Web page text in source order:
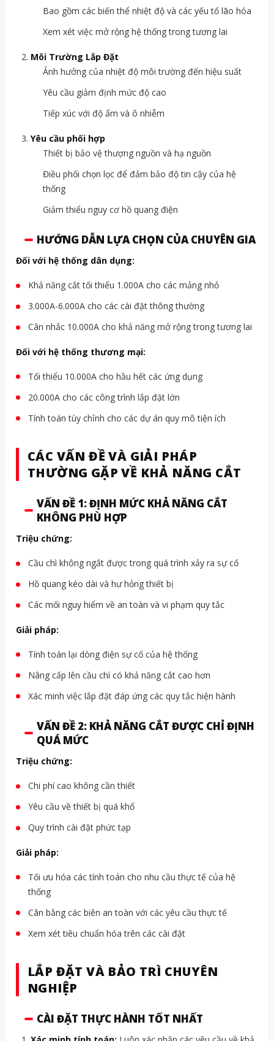
Bao gồm các biến thể nhiệt độ và các yếu tố lão hóa
Xem xét việc mở rộng hệ thống trong tương lai
Môi Trường Lắp Đặt
Ảnh hưởng của nhiệt độ môi trường đến hiệu suất
Yêu cầu giảm định mức độ cao
Tiếp xúc với độ ẩm và ô nhiễm
Yêu cầu phối hợp
Thiết bị bảo vệ thượng nguồn và hạ nguồn
Điều phối chọn lọc để đảm bảo độ tin cậy của hệ
thống
Giảm thiểu nguy cơ hồ quang điện
HƯỚNG DẪN LỰA CHỌN CỦA CHUYÊN GIA
Đối với hệ thống dân dụng:
Khả năng cắt tối thiểu 1.000A cho các mảng nhỏ
3.000A-6.000A cho các cài đặt thông thường
Cân nhắc 10.000A cho khả năng mở rộng trong tương lai
Đối với hệ thống thương mại:
Tối thiểu 10.000A cho hầu hết các ứng dụng
20.000A cho các công trình lắp đặt lớn
Tính toán tùy chỉnh cho các dự án quy mô tiện ích
CÁC VẤN ĐỀ VÀ GIẢI PHÁP
THƯỜNG GẶP VỀ KHẢ NĂNG CẮT
VẤN ĐỀ 1: ĐỊNH MỨC KHẢ NĂNG CẮT
KHÔNG PHÙ HỢP
Triệu chứng:
Cầu chì không ngắt được trong quá trình xảy ra sự cố
Hồ quang kéo dài và hư hỏng thiết bị
Các mối nguy hiểm về an toàn và vi phạm quy tắc
Giải pháp:
Tính toán lại dòng điện sự cố của hệ thống
Nâng cấp lên cầu chì có khả năng cắt cao hơn
Xác minh việc lắp đặt đáp ứng các quy tắc hiện hành
VẤN ĐỀ 2: KHẢ NĂNG CẮT ĐƯỢC CHỈ ĐỊNH
QUÁ MỨC
Triệu chứng:
Chi phí cao không cần thiết
Yêu cầu về thiết bị quá khổ
Quy trình cài đặt phức tạp
Giải pháp:
Tối ưu hóa các tính toán cho nhu cầu thực tế của hệ
thống
Cân bằng các biên an toàn với các yêu cầu thực tế
Xem xét tiêu chuẩn hóa trên các cài đặt
LẮP ĐẶT VÀ BẢO TRÌ CHUYÊN
NGHIỆP
CÀI ĐẶT THỰC HÀNH TỐT NHẤT